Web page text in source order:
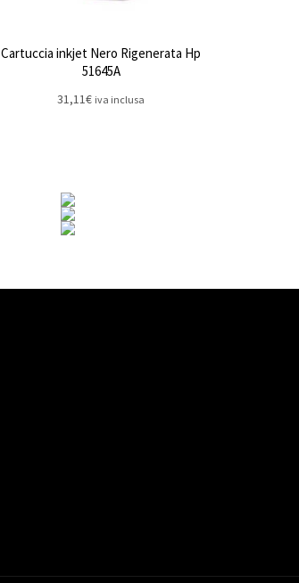
Cartuccia inkjet Nero Rigenerata Hp
51645A
31,11€ iva inclusa